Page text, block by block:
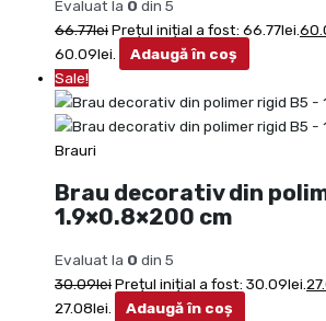
Evaluat la 0 din 5
66.77leiPrețul inițial a fost: 66.77lei.
60.09lei.
Adaugă în coș
Sale!
Brauri
Brau decorativ din
1.9×0.8×200 cm
Evaluat la 0 din 5
30.09leiPrețul inițial a fost: 30.09lei.
27.08lei.
Adaugă în coș